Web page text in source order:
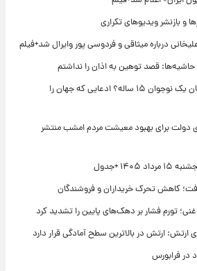
بازنشر ویدیوهای تکراری
درباره میثاقی و فردوسی پور وایرال شد+فیلم
قصد توهین به اذان را نداشتم
راز طول عمر انسان در دستان یک نوجوان ۱۵ ساله؟ ادعایی که جهان را
دولت برای بهبود معیشت مردم امشب منتشر
+جدول
کاهش تحرک خریداران و فروشندگان
تورم فشار بر دهک‌های پایین را تشدید کرد
ارتش در بالاترین سطح آمادگی قرار دارد